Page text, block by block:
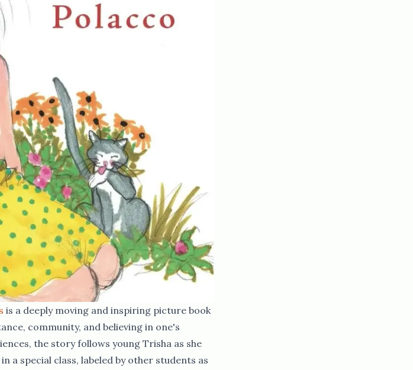
is a deeply moving and inspiring picture book
community, and believing in one's
the story follows young Trisha as she
a special class, labeled by other students as